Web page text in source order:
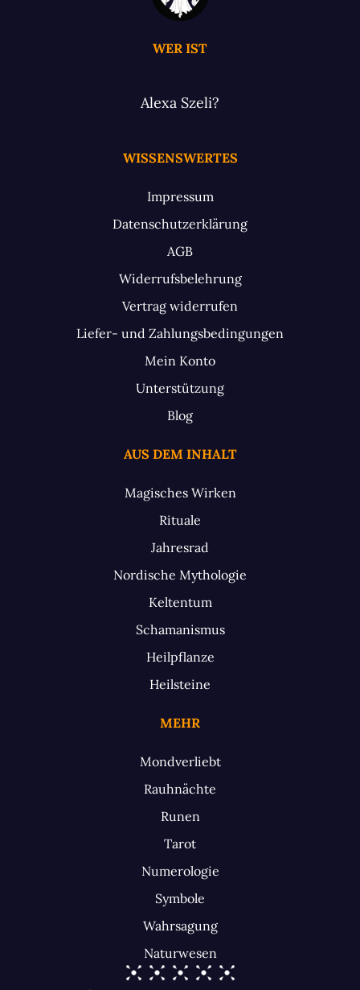
WER IST
Alexa Szeli?
WISSENSWERTES
Impressum
Datenschutzerklärung
AGB
Widerrufsbelehrung
Vertrag widerrufen
Liefer- und Zahlungsbedingungen
Mein Konto
Unterstützung
Blog
AUS DEM INHALT
Magisches Wirken
Rituale
Jahresrad
Nordische Mythologie
Keltentum
Schamanismus
Heilpflanze
Heilsteine
MEHR
Mondverliebt
Rauhnächte
Runen
Tarot
Numerologie
Symbole
Wahrsagung
Naturwesen